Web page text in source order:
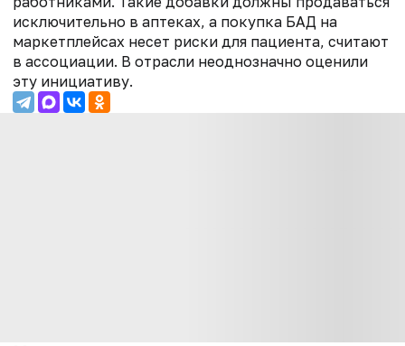
исключительно в аптеках, а покупка БАД на
маркетплейсах несет риски для пациента, считают
в ассоциации. В отрасли неоднозначно оценили
эту инициативу.